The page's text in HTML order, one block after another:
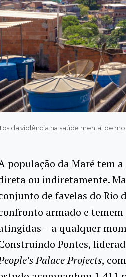
da violência na saúde mental de
população da Maré tem
ou indiretamente.
de favelas do Rio
armado e
– a qualquer
Pontes,
Palace Projects,